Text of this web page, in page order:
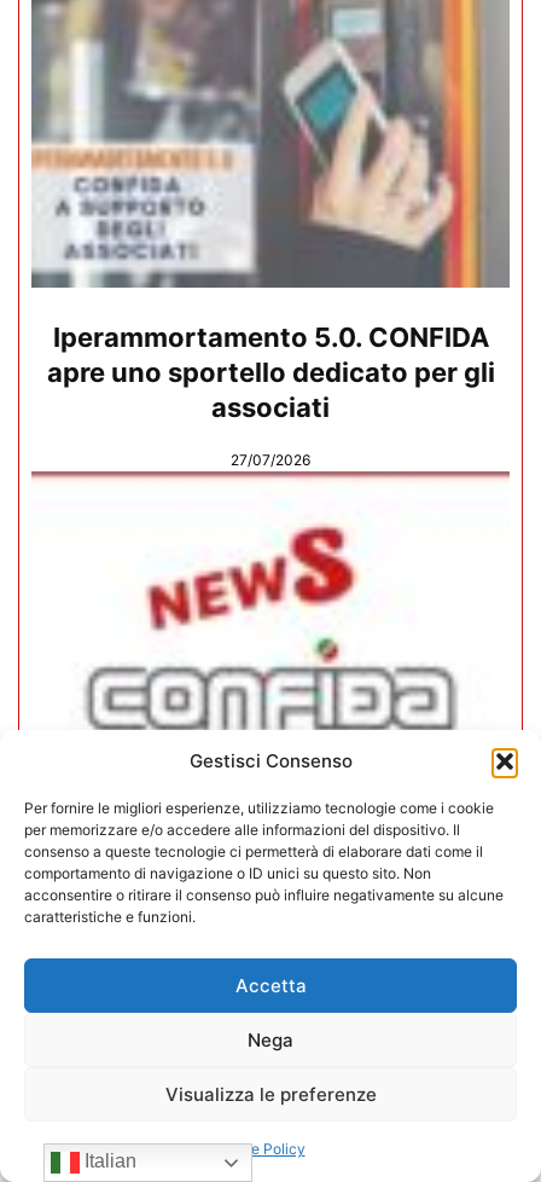
Gestisci Consenso
Per fornire le migliori esperienze, utilizziamo tecnologie come i cookie
per memorizzare e/o accedere alle informazioni del dispositivo. Il
consenso a queste tecnologie ci permetterà di elaborare dati come il
comportamento di navigazione o ID unici su questo sito. Non
acconsentire o ritirare il consenso può influire negativamente su alcune
caratteristiche e funzioni.
Accetta
Nega
Visualizza le preferenze
Cookie Policy
Iperammortamento 5.0. CONFIDA
apre uno sportello dedicato per gli
associati
27/07/2026
In CONFIDA l’ingresso di 4 nuovi
associati
Italian